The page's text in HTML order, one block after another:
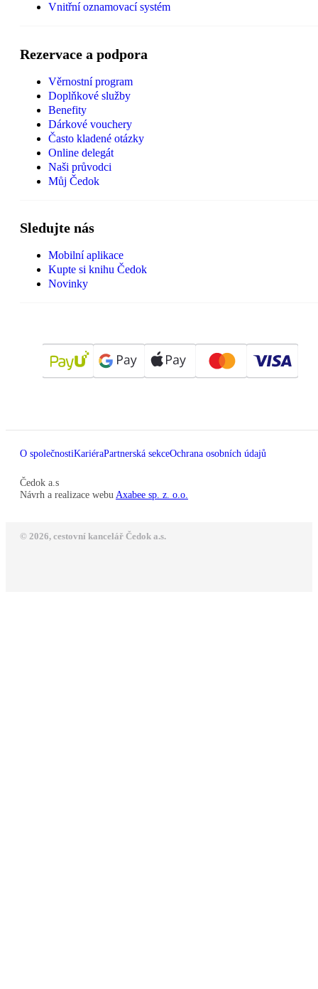
Vnitřní oznamovací systém
Rezervace a podpora
Věrnostní program
Doplňkové služby
Benefity
Dárkové vouchery
Často kladené otázky
Online delegát
Naši průvodci
Můj Čedok
Sledujte nás
Mobilní aplikace
Kupte si knihu Čedok
Novinky
O společnostiKariéraPartnerská sekceOchrana osobních údajů
Čedok a.s
Návrh a realizace webu Axabee sp. z. o.o.
© 2026, cestovní kancelář Čedok a.s.